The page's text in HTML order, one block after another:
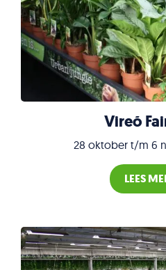
Vireõ
28 oktober t/m 6
LEES